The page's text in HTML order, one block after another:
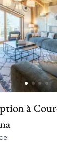
à